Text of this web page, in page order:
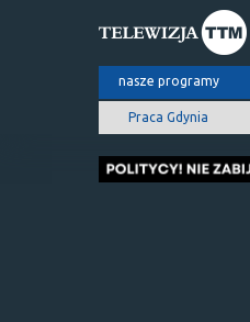
nasze programy
Praca Gdynia